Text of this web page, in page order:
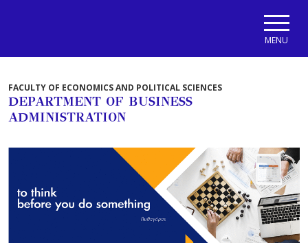
MENU
FACULTY OF ECONOMICS AND POLITICAL SCIENCES
DEPARTMENT OF BUSINESS
ADMINISTRATION